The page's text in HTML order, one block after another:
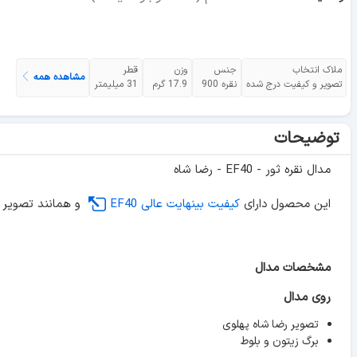
ملاک انتخاب
تصویر و کیفیت درج شده
جنس
نقره 900
وزن
17.9 گرم
قطر
31 میلیمتر
مشاهده همه
توضیحات
مدال نقره ثور - EF40 - رضا شاه
این محصول دارای کیفیت بینهایت عالی EF40 و همانند
مشخصات مدال
روی مدال
تصویر رضا شاه پهلوی
برگ زیتون و بلوط